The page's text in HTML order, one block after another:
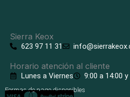
k
m
Sierra Keox
623 97 11 31
Horario atención al cliente
Lunes a Viernes 9:00 a 14:00
Formas de pago disponibles